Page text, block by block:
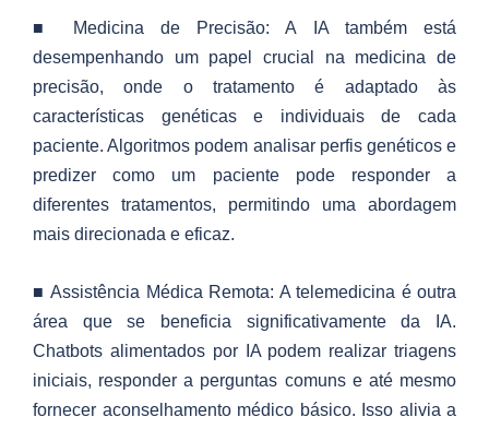
■ Medicina de Precisão: A IA também está
desempenhando um papel crucial na medicina de
precisão, onde o tratamento é adaptado às
características genéticas e individuais de cada
paciente. Algoritmos podem analisar perfis genéticos e
predizer como um paciente pode responder a
diferentes tratamentos, permitindo uma abordagem
mais direcionada e eficaz.
■ Assistência Médica Remota: A telemedicina é outra
área que se beneficia significativamente da IA.
Chatbots alimentados por IA podem realizar triagens
iniciais, responder a perguntas comuns e até mesmo
fornecer aconselhamento médico básico. Isso alivia a